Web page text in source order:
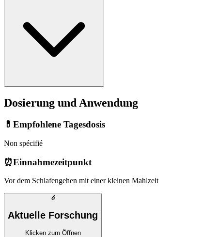
Dosierung und Anwendung
💊 Empfohlene Tagesdosis
Non spécifié
⏰Einnahmezeitpunkt
Vor dem Schlafengehen mit einer kleinen Mahlzeit
🔬
Aktuelle Forschung
Klicken zum Öffnen